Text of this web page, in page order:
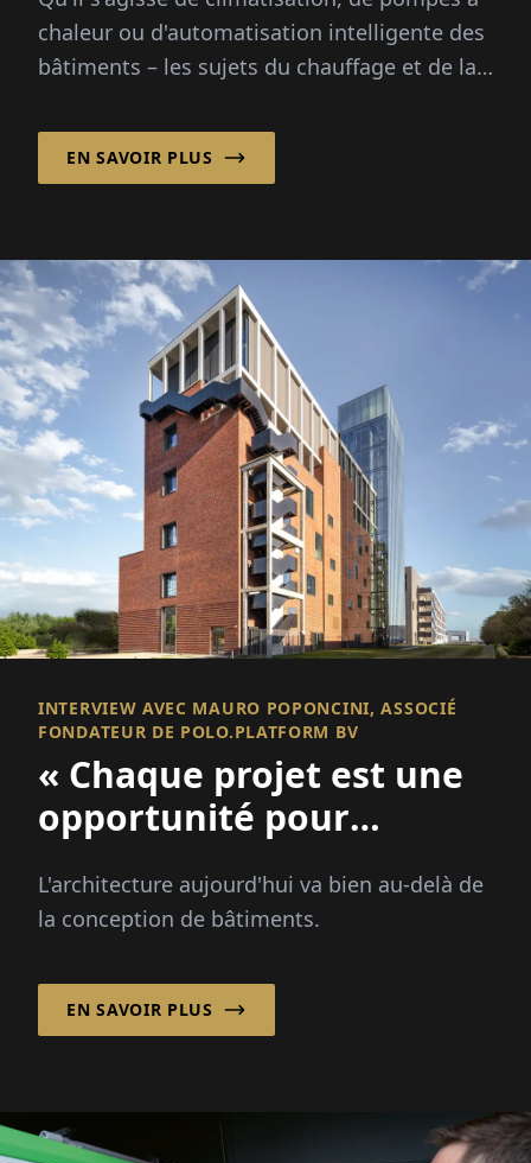
chaleur ou d'automatisation intelligente des
bâtiments – les sujets du chauffage et de la
auparavant. L'augmentation des coûts
énergétiques...
EN SAVOIR PLUS
INTERVIEW AVEC MAURO POPONCINI, ASSOCIÉ
FONDATEUR DE POLO.PLATFORM BV
« Chaque projet est une
opportunité pour
renforcer une
communauté ! »
L'architecture aujourd'hui va bien au-delà de
la conception de bâtiments.
EN SAVOIR PLUS